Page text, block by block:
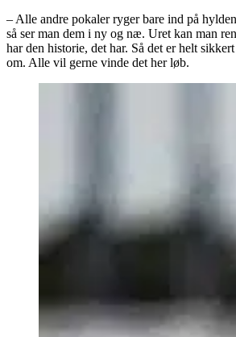
– Alle andre pokaler ryger bare ind på
så ser man dem i ny og næ. Uret kan man
har den historie, det har. Så det er helt
om. Alle vil gerne vinde det her løb.